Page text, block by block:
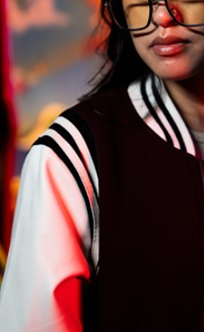
bescherming tegen
neuspads en G-Shield®
zijn inbegrepen. Zet een